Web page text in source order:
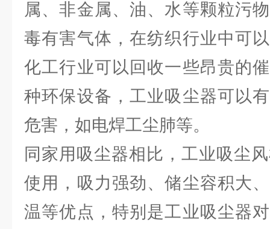
属、非金属、油、水等颗粒污
毒有害气体，在纺织行业中可
化工行业可以回收一些昂贵的
种环保设备，工业吸尘器可以
危害，如电焊工尘肺等。
同家用吸尘器相比，工业吸尘
使用，吸力强劲、储尘容积大
温等优点，特别是工业吸尘器